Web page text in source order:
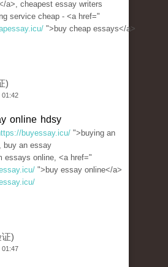
a>, cheapest essay writers
service cheap - <a href="
">buy cheap essays</a>
)
01:42
online hdsy
buyessay.icu/ ">buying an
buy an essay
essays online, <a href="
">buy essay online</a>
)
01:47